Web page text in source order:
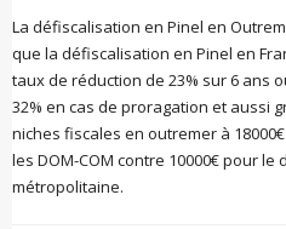
La défiscalisation en Pinel en
que la défiscalisation en Pinel en
taux de réduction de 23% sur 6 ans
32% en cas de proragation et aussi
niches fiscales en outremer à
les DOM-COM contre 10000€ pour le
métropolitaine.